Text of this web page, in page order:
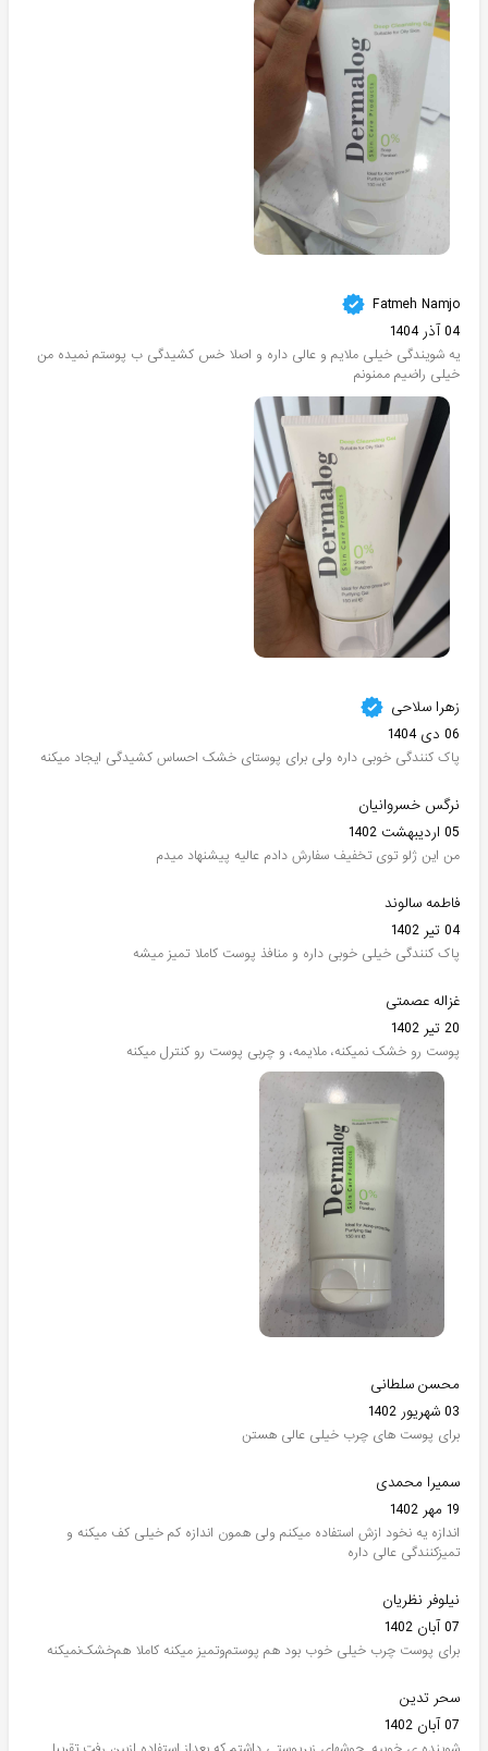
Fatmeh Namjo
04 آذر 1404
یه شویندگی خیلی ملایم و عالی داره و اصلا خس کشیدگی ب پوستم نمیده من
خیلی راضیم ممنونم
زهرا سلاحی
06 دی 1404
پاک کنندگی خوبی داره ولی برای پوستای خشک احساس کشیدگی ایجاد‌ میکنه
نرگس خسروانیان
05 اردیبهشت 1402
من این ژلو توی تخفیف سفارش دادم عالیه پیشنهاد میدم
فاطمه سالوند
04 تیر 1402
پاک کنندگی خیلی خوبی داره و منافذ پوست کاملا تمیز میشه
غزاله عصمتی
20 تیر 1402
پوست رو خشک نمیکنه، ملایمه، و چربی پوست رو کنترل میکنه
محسن سلطانی
03 شهریور 1402
برای پوست های چرب خیلی عالی هستن
سمیرا محمدی
19 مهر 1402
اندازه یه نخود ازش استفاده میکنم ولی همون اندازه کم خیلی کف میکنه و
تمیزکنندگی عالی داره
نیلوفر نظریان
07 آبان 1402
برای پوست چرب خیلی خوب بود هم پوستم‌و‌تمیز میکنه کاملا هم‌خشک‌نمیکنه
سحر تدین
07 آبان 1402